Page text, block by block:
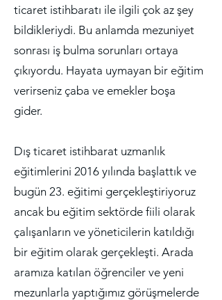
ticaret istihbaratı ile ilgili çok az şey
bildikleriydi. Bu anlamda mezuniyet
sonrası iş bulma sorunları ortaya
çıkıyordu. Hayata uymayan bir eğitim
verirseniz çaba ve emekler boşa
gider.
Dış ticaret istihbarat uzmanlık
eğitimlerini 2016 yılında başlattık ve
bugün 23. eğitimi gerçekleştiriyoruz
ancak bu eğitim sektörde fiili olarak
çalışanların ve yöneticilerin katıldığı
bir eğitim olarak gerçekleşti. Arada
aramıza katılan öğrenciler ve yeni
mezunlarla yaptığımız görüşmelerde